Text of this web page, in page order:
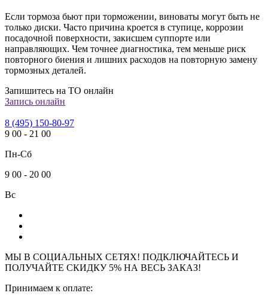
Если тормоза бьют при торможении, виноваты могут быть не
только диски. Часто причина кроется в ступице, коррозии
посадочной поверхности, закисшем суппорте или
направляющих. Чем точнее диагностика, тем меньше риск
повторного биения и лишних расходов на повторную замену
тормозных деталей.
Запишитесь на ТО онлайн
Запись онлайн
8 (495) 150-80-97
9 00 - 21 00
Пн-Сб
9 00 - 20 00
Вс
МЫ В СОЦИАЛЬНЫХ СЕТЯХ! ПОДКЛЮЧАЙТЕСЬ И
ПОЛУЧАЙТЕ СКИДКУ 5% НА ВЕСЬ ЗАКАЗ!
Принимаем к оплате: